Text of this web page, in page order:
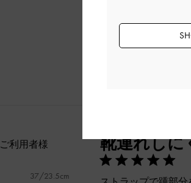
ご利用者様
37/23.5cm
靴連れしに